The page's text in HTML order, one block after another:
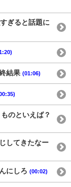
ぎると話題に
結果 (01:06)
のといえば？
してきたなー
にしろ (00:02)